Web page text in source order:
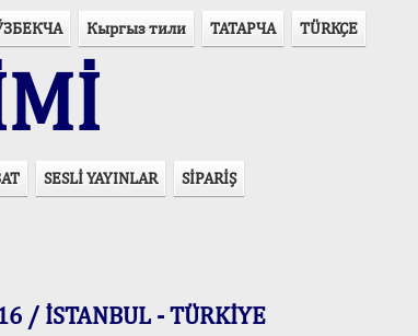
Кыргыз тили ТАТАРЧА TÜRKÇE
SESLİ YAYINLAR SİPARİŞ
/ İSTANBUL - TÜRKİYE